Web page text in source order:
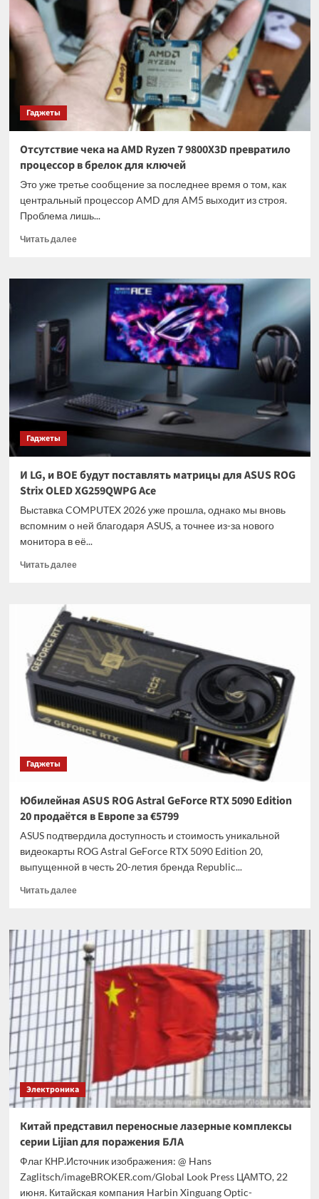
клиническую
смерть
и
рассказал
о
встрече
людьми
будущего
Гаджеты
Отсутствие чека на AMD Ryzen 7 9800X3D превратило
процессор в брелок для ключей
Это уже третье сообщение за последнее время о том, как
центральный процессор AMD для AM5 выходит из строя.
Проблема лишь...
Читать далееПрочитать
Отсутствие
9800X3D
процессор
в
брелок
для
ключей
Гаджеты
И LG, и BOE будут поставлять матрицы для ASUS ROG
Strix OLED XG259QWPG Ace
Выставка COMPUTEX 2026 уже прошла, однако мы вновь
вспомним о ней благодаря ASUS, а точнее из-за нового
монитора в её...
Читать далееПрочитать
LG,
и
BOE
будут
поставлять
матрицы
для
ASUS
ROG
Strix
Гаджеты
Юбилейная ASUS ROG Astral GeForce RTX 5090 Edition
20 продаётся в Европе за €5799
ASUS подтвердила доступность и стоимость уникальной
видеокарты ROG Astral GeForce RTX 5090 Edition 20,
выпущенной в честь 20-летия бренда Republic...
Читать далееПрочитать
Юбилейная
ASUS
ROG
Astral
GeForce
RTX
5090
Edition
20
продаётся
в
Европе
за
€5799
Электроника
Китай представил переносные лазерные комплексы
серии Lijian для поражения БЛА
Флаг КНР.Источник изображения: @ Hans
Zaglitsch/imageBROKER.com/Global Look Press ЦАМТО, 22
июня. Китайская компания Harbin Xinguang Optic-